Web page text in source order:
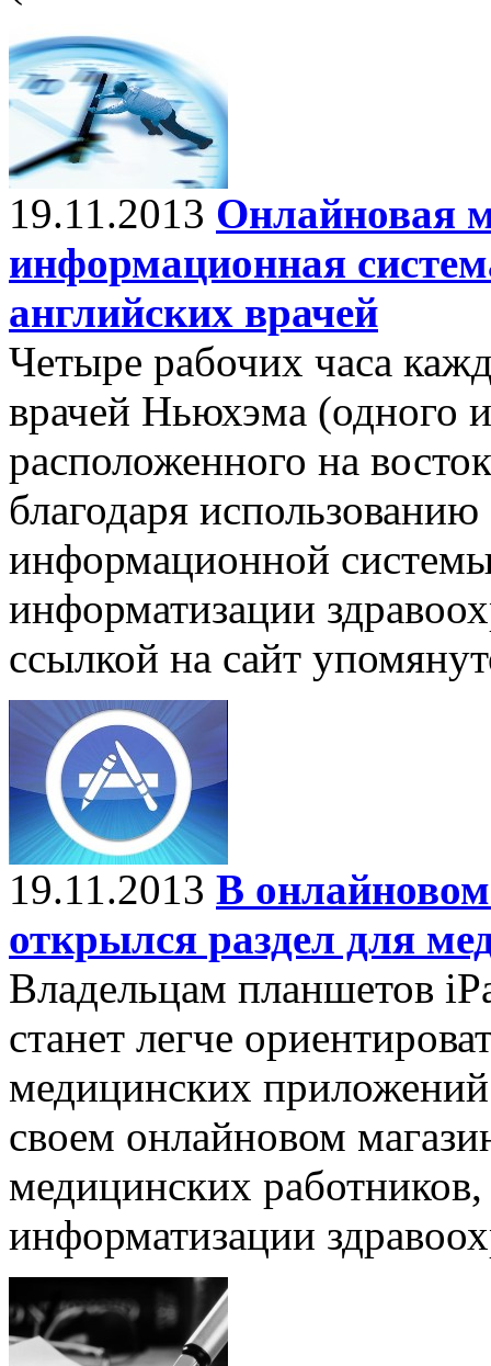
19.11.2013 Онлайновая
информационная
английских врачей
Четыре рабочих часа
врачей Ньюхэма (одного
расположенного на
благодаря
информационной
информатизации
ссылкой на сайт
19.11.2013 В
открылся раздел для
Владельцам планшетов
станет легче
медицинских
своем онлайновом
медицинских
информатизации